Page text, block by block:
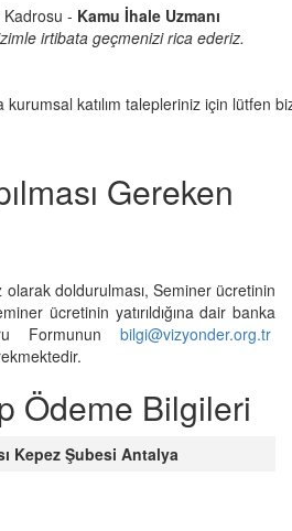
- Kamu İhale Uzmanı
irtibata geçmenizi rica ederiz.
katılım talepleriniz için lütfen
Gereken
doldurulması, Seminer ücretinin
ücretinin yatırıldığına dair banka
Formunun bilgi@vizyonder.org.tr
Ödeme Bilgileri
Kepez Şubesi Antalya